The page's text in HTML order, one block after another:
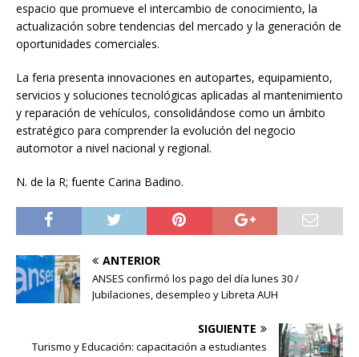
espacio que promueve el intercambio de conocimiento, la
actualización sobre tendencias del mercado y la generación de
oportunidades comerciales.
La feria presenta innovaciones en autopartes, equipamiento,
servicios y soluciones tecnológicas aplicadas al mantenimiento
y reparación de vehículos, consolidándose como un ámbito
estratégico para comprender la evolución del negocio
automotor a nivel nacional y regional.
N. de la R; fuente Carina Badino.
ANTERIOR
ANSES confirmó los pago del día lunes 30 /
Jubilaciones, desempleo y Libreta AUH
SIGUIENTE
Turismo y Educación: capacitación a estudiantes